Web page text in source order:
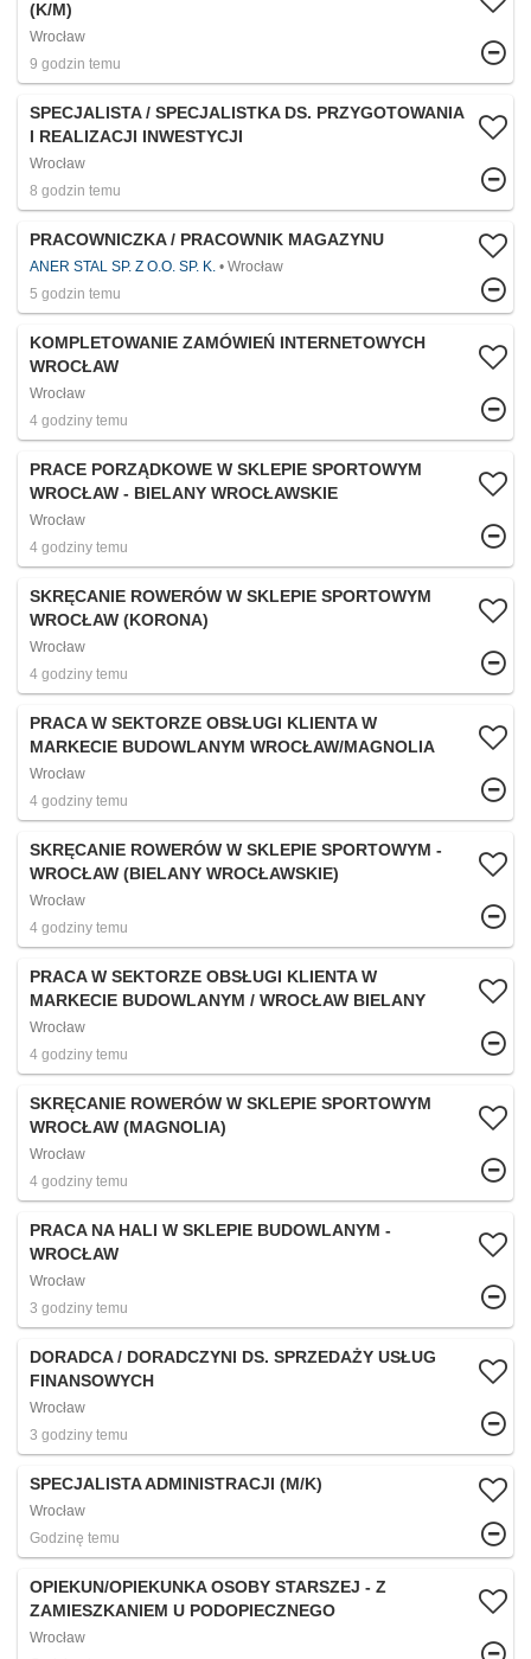
(K/M)
Wrocław
9 godzin temu
SPECJALISTA / SPECJALISTKA DS. PRZYGOTOWANIA
I REALIZACJI INWESTYCJI
Wrocław
8 godzin temu
PRACOWNICZKA / PRACOWNIK MAGAZYNU
ANER STAL SP. Z O.O. SP. K.
Wrocław
5 godzin temu
KOMPLETOWANIE ZAMÓWIEŃ INTERNETOWYCH
WROCŁAW
Wrocław
4 godziny temu
PRACE PORZĄDKOWE W SKLEPIE SPORTOWYM
WROCŁAW - BIELANY WROCŁAWSKIE
Wrocław
4 godziny temu
SKRĘCANIE ROWERÓW W SKLEPIE SPORTOWYM
WROCŁAW (KORONA)
Wrocław
4 godziny temu
PRACA W SEKTORZE OBSŁUGI KLIENTA W
MARKECIE BUDOWLANYM WROCŁAW/MAGNOLIA
Wrocław
4 godziny temu
SKRĘCANIE ROWERÓW W SKLEPIE SPORTOWYM -
WROCŁAW (BIELANY WROCŁAWSKIE)
Wrocław
4 godziny temu
PRACA W SEKTORZE OBSŁUGI KLIENTA W
MARKECIE BUDOWLANYM / WROCŁAW BIELANY
Wrocław
4 godziny temu
SKRĘCANIE ROWERÓW W SKLEPIE SPORTOWYM
WROCŁAW (MAGNOLIA)
Wrocław
4 godziny temu
PRACA NA HALI W SKLEPIE BUDOWLANYM -
WROCŁAW
Wrocław
3 godziny temu
DORADCA / DORADCZYNI DS. SPRZEDAŻY USŁUG
FINANSOWYCH
Wrocław
3 godziny temu
SPECJALISTA ADMINISTRACJI (M/K)
Wrocław
Godzinę temu
OPIEKUN/OPIEKUNKA OSOBY STARSZEJ - Z
ZAMIESZKANIEM U PODOPIECZNEGO
Wrocław